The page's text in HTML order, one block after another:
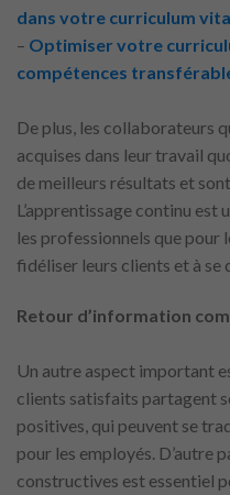
dans votre curriculum
– Optimiser votre
compétences
De plus, les collaborateurs
acquises dans leur travail
de meilleurs résultats et
L’apprentissage continu
les professionnels que pour
fidéliser leurs clients et à se
Retour d’information
Un autre aspect important
clients satisfaits partagent
positives, qui peuvent se
pour les employés. D’autre
constructives est essentiel